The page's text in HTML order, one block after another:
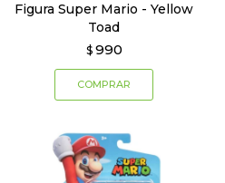
Figura Super Mario - Yellow
Toad
$ 990